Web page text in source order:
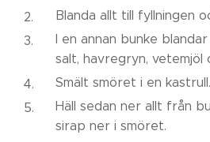
Blanda allt till fyllningen
I en annan bunke
salt, havregryn, vetemjöl
Smält smöret i en kastrull.
Häll sedan ner allt från
sirap ner i smöret.